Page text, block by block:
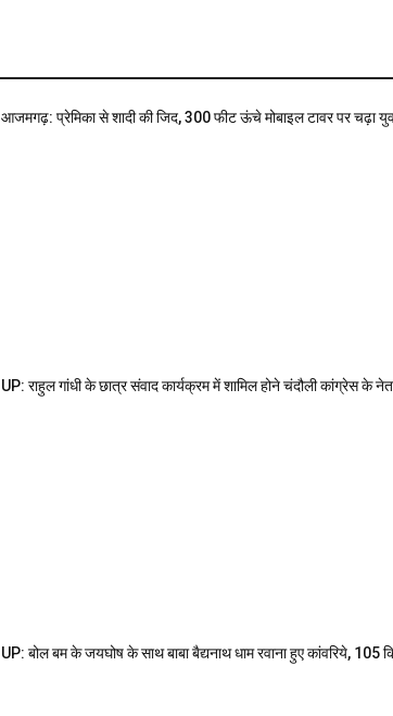
आजमगढ़: प्रेमिका से शादी की जिद, 300 फीट ऊंचे मोबाइल टावर पर चढ़ा
UP: राहुल गांधी के छात्र संवाद कार्यक्रम में शामिल होने चंदौली कांग्रेस के नेता
UP: बोल बम के जयघोष के साथ बाबा बैद्यनाथ धाम रवाना हुए कांवरिये,